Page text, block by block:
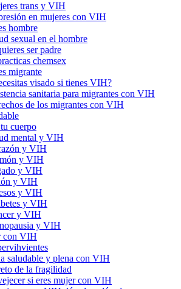
trans y VIH
en mujeres con VIH
hombre
sexual en el hombre
ser padre
chemsex
migrante
visado si tienes VIH?
sanitaria para migrantes con VIH
de los migrantes con VIH
cuerpo
mental y VIH
y VIH
y VIH
y VIH
y VIH
y VIH
y VIH
y VIH
y VIH
con VIH
saludable y plena con VIH
de la fragilidad
si eres mujer con VIH